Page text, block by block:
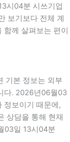
시04분 시쓰기업
보기보다 전체 계
함께 살펴보는 편이
기본 정보는 외부
다. 2026년06월03
정보이기 때문에,
상담을 통해 현재
03일 13시04분